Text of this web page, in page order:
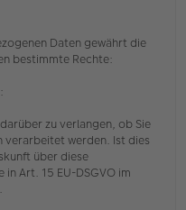
Daten gewährt die
bestimmte Rechte:
zu verlangen, ob Sie
werden. Ist dies
über diese
Art. 15 EU-DSGVO im